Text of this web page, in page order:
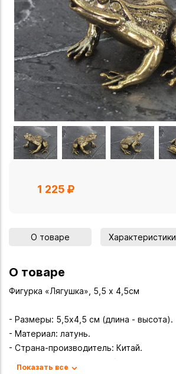
1 225
О товаре Характеристики
О товаре
Фигурка «Лягушка», 5,5 х 4,5см
- Размеры: 5,5х4,5 см (длина - высота).
- Материал: латунь.
- Страна-производитель: Китай.
- Исполнение: ручная работа.
Показать все